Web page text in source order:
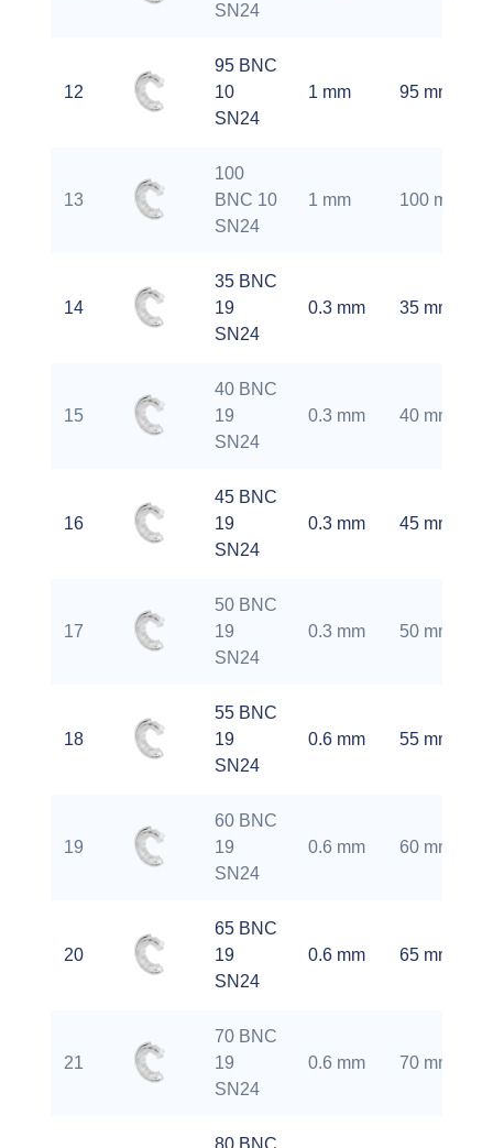
SN24
12
95 BNC
10
SN24
1 mm 95 mm
13
100
BNC 10
SN24
1 mm 100 mm
14
35 BNC
19
SN24
0.3 mm 35 mm
15
40 BNC
19
SN24
0.3 mm 40 mm
16
45 BNC
19
SN24
0.3 mm 45 mm
17
50 BNC
19
SN24
0.3 mm 50 mm
18
55 BNC
19
SN24
0.6 mm 55 mm
19
60 BNC
19
SN24
0.6 mm 60 mm
20
65 BNC
19
SN24
0.6 mm 65 mm
21
70 BNC
19
SN24
0.6 mm 70 mm